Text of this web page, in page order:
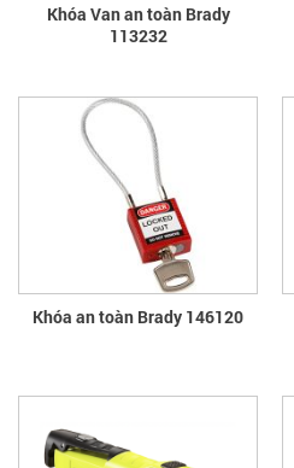
Khóa Van an toàn Brady
113232
Khóa an toàn Brady 146120